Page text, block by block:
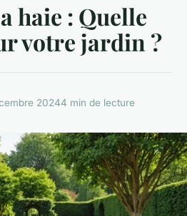
haie : Quelle
votre jardin ?
20244 min de lecture